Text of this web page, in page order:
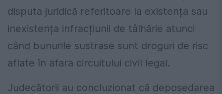
disputa juridică referitoare la existența sau
inexistența infracțiunii de tâlhărie atunci
când bunurile sustrase sunt droguri de risc
aflate în afara circuitului civil legal.
Judecătorii au concluzionat că deposedarea